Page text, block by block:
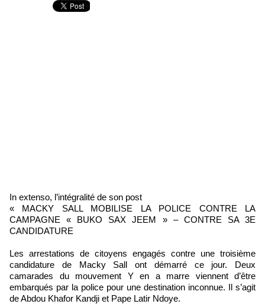
In extenso, l’intégralité de son post
« MACKY SALL MOBILISE LA POLICE CONTRE LA
CAMPAGNE « BUKO SAX JEEM » – CONTRE SA 3E
CANDIDATURE
Les arrestations de citoyens engagés contre une troisième
candidature de Macky Sall ont démarré ce jour. Deux
camarades du mouvement Y en a marre viennent d’être
embarqués par la police pour une destination inconnue. Il s’agit
de Abdou Khafor Kandji et Pape Latir Ndoye.